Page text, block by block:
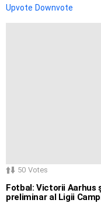
Upvote Downvote
50 Votes
Fotbal: Victorii Aarhus
preliminar al Ligii